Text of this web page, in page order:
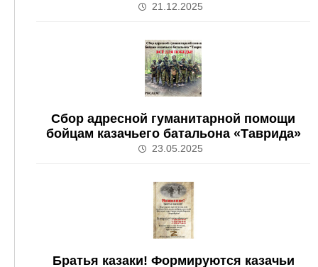
21.12.2025
Сбор адресной гуманитарной помощи
бойцам казачьего батальона «Таврида»
23.05.2025
Братья казаки! Формируются казачьи